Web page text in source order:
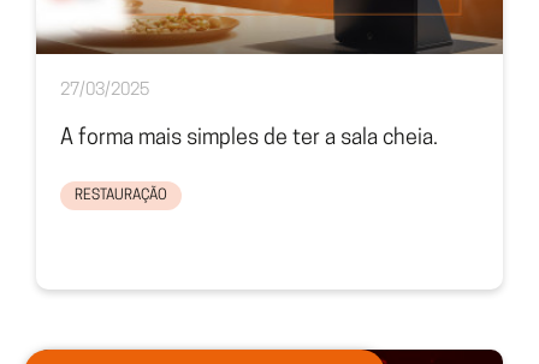
27/03/2025
A forma mais simples de ter a sala cheia.
RESTAURAÇÃO